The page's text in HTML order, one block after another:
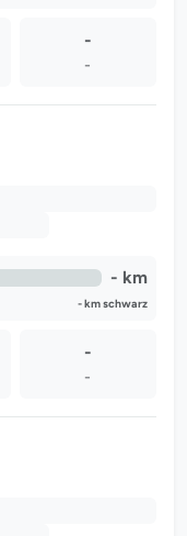
-
-
- km
- km schwarz
-
-